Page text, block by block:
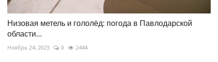
Низовая метель и гололёд: погода в Павлодарской
области...
Ноябрь 24, 2023 0 2444